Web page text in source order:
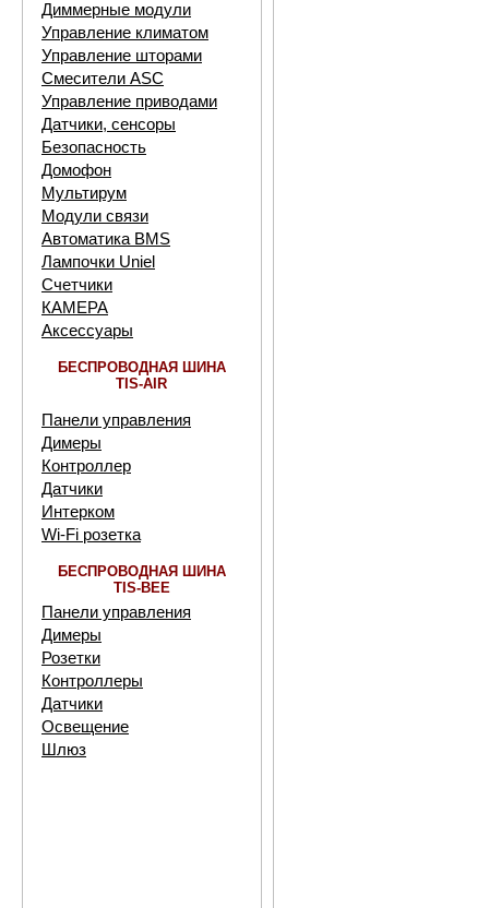
Диммерные модули
Управление климатом
Управление шторами
Смесители ASC
Управление приводами
Датчики, сенсоры
Безопасность
Домофон
Мультирум
Модули связи
Автоматика BMS
Лампочки Uniel
Счетчики
КАМЕРА
Аксессуары
БЕСПРОВОДНАЯ ШИНА
TIS-AIR
Панели управления
Димеры
Контроллер
Датчики
Интерком
Wi-Fi розетка
БЕСПРОВОДНАЯ ШИНА
TIS-BEE
Панели управления
Димеры
Розетки
Контроллеры
Датчики
Освещение
Шлюз